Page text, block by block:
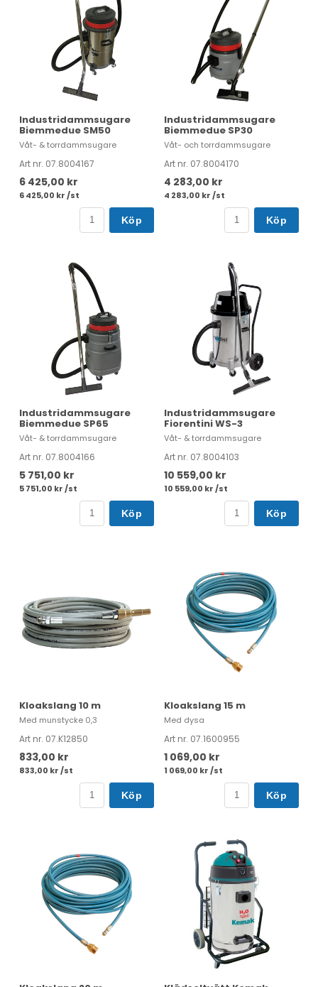
Industridammsugare
Biemmedue SM50
Våt- & torrdammsugare
Art nr. 07.8004167
6 425,00 kr
6 425,00 kr /st
Köp
Industridammsugare
Biemmedue SP30
Våt- och torrdammsugare
Art nr. 07.8004170
4 283,00 kr
4 283,00 kr /st
Köp
Industridammsugare
Biemmedue SP65
Våt- & torrdammsugare
Art nr. 07.8004166
5 751,00 kr
5 751,00 kr /st
Köp
Industridammsugare
Fiorentini WS-3
Våt- & torrdammsugare
Art nr. 07.8004103
10 559,00 kr
10 559,00 kr /st
Köp
Kloakslang 10 m
Med munstycke 0,3
Art nr. 07.K12850
833,00 kr
833,00 kr /st
Köp
Kloakslang 15 m
Med dysa
Art nr. 07.1600955
1 069,00 kr
1 069,00 kr /st
Köp